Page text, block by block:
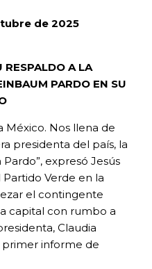
de 2025
RESPALDO A LA
PARDO EN SU
México. Nos llena de
presidenta del país, la
expresó Jesús
Verde en la
el contingente
capital con rumbo a
Claudia
primer informe de